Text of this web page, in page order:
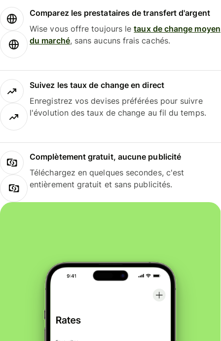
Comparez les prestataires de transfert d'argent
Wise vous offre toujours letaux de change moyen
du marché, sans aucuns frais cachés.
Suivez les taux de change en direct
Enregistrez vos devises préférées pour suivre
l'évolution des taux de change au fil du temps.
Complètement gratuit, aucune publicité
Téléchargez en quelques secondes, c'est
entièrement gratuit et sans publicités.